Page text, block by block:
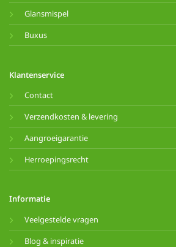
Glansmispel
Buxus
Klantenservice
Contact
Verzendkosten & levering
Aangroeigarantie
Herroepingsrecht
Informatie
Veelgestelde vragen
Blog & inspiratie